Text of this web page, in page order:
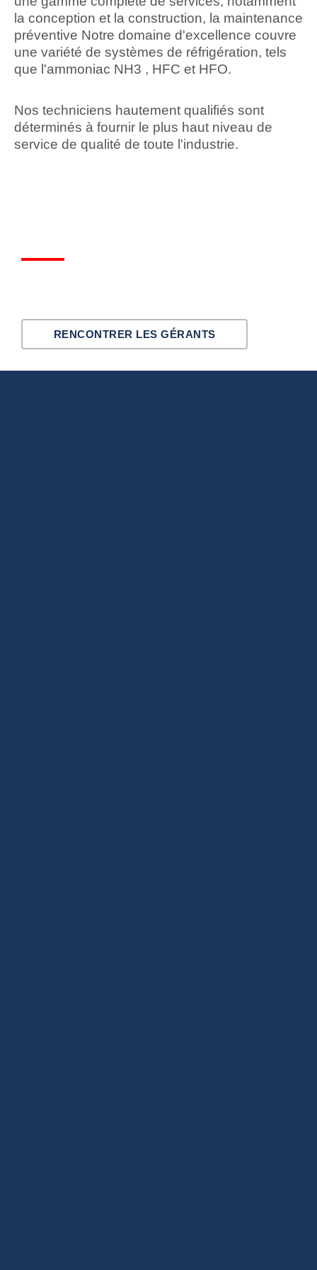
la conception et la construction, la maintenance
préventive Notre domaine d'excellence couvre
une variété de systèmes de réfrigération, tels
que l'ammoniac NH3 , HFC et HFO.
Nos techniciens hautement qualifiés sont
déterminés à fournir le plus haut niveau de
service de qualité de toute l'industrie.
RENCONTRER LES GÉRANTS